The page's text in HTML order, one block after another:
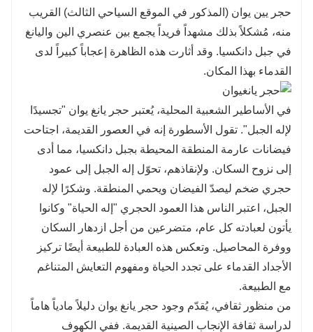
حجر يين يوان (المذكور في الموقع السياحي الثالث) القريب
منه، مُشكلاً بذلك مشهداً فريداً يجمع بين عنصري الين واليانغ
في جبل دانكسيا. وقد أثارت هذه الظاهرة إعجاباً كبيراً لدى
القدماء بهذا المكان.
في الأساطير الشعبية المحلية، يُعتبر حجر يانغ يوان "تجسيدًا
لإله الجبل". تقول الأسطورة إنه في العصور القديمة، اجتاحت
فيضانات عارمة المنطقة المحيطة بجبل دانكسيا، مما أدى
إلى نزوح السكان. ولإنقاذهم، تحوّل إله الجبل إلى عمود
حجري ضخم ليصدّ الفيضان ويحمي المنطقة. وشكرًا لإله
الجبل، اعتبر الناس هذا العمود الحجري "إله الحياة" وكانوا
يأتون لعبادته كل عام، متضرعين من أجل ازدهار السكان
ووفرة المحاصيل. وتعكس هذه العبادة للطبيعة أيضًا تركيز
الأجداد القدماء على تجدد الحياة ومفهوم التعايش المتناغم
مع الطبيعة.
من منظور ثقافي، يُقدّم وجود حجر يانغ يوان دليلاً مادياً هاماً
لدراسة ثقافة الإنجاب الصينية القديمة. ففي الكهوف